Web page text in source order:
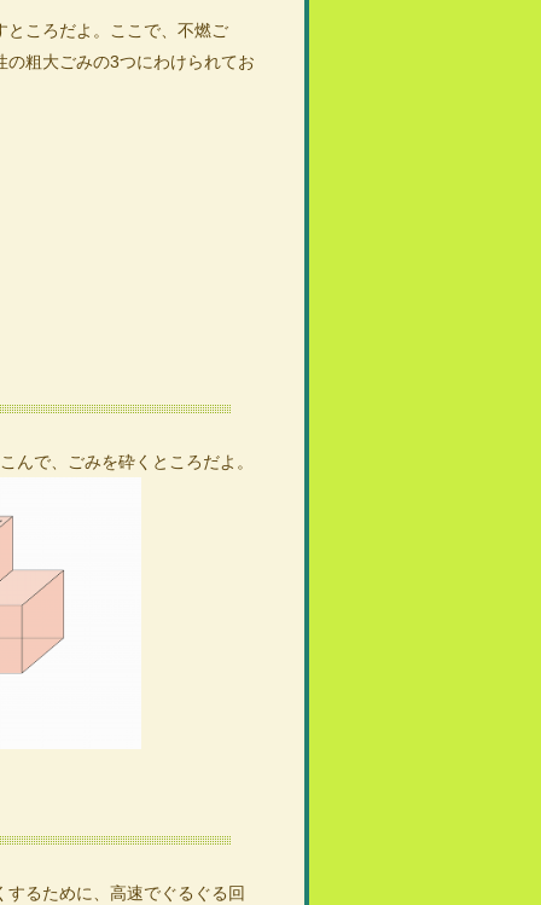
ころだよ。ここで、不燃ご
粗大ごみの3つにわけられてお
で、ごみを砕くところだよ。
るために、高速でぐるぐる回